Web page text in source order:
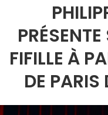
FIFILLE À
DE PARIS